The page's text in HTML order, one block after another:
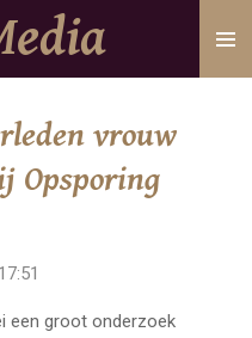
vrouw
Opsporing
een groot onderzoek